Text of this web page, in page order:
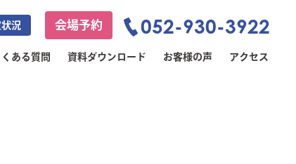
況 会場予約 052-930-3922
ある質問 資料ダウンロード お客様の声 アクセス